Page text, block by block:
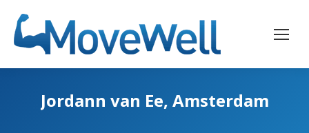
Jordann van Ee, Amsterdam